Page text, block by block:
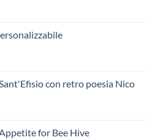
con retro poesia Nico
for Bee Hive